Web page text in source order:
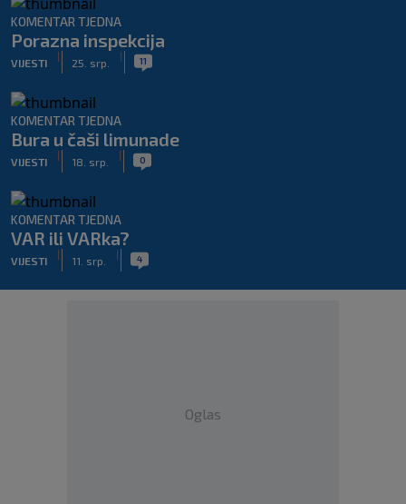
KOMENTAR TJEDNA
Porazna inspekcija
VIJESTI
|
25. srp.
| 11
KOMENTAR TJEDNA
Bura u čaši limunade
VIJESTI
|
18. srp.
| 0
KOMENTAR TJEDNA
VAR ili VARka?
VIJESTI
|
11. srp.
| 4
Oglas